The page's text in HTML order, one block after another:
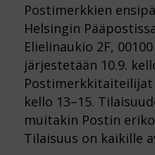
Postimerkkien
Helsingin
Elielinaukio 2F,
järjestetään 10.9.
kello 13–15.
muitakin Postin
Tilaisuus on kaikille